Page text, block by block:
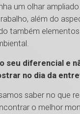
um olhar
além do
também
seu diferencial e
no dia da
saber no que
o melhor